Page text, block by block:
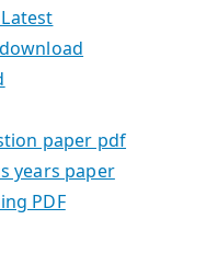
paper pdf
years paper
PDF